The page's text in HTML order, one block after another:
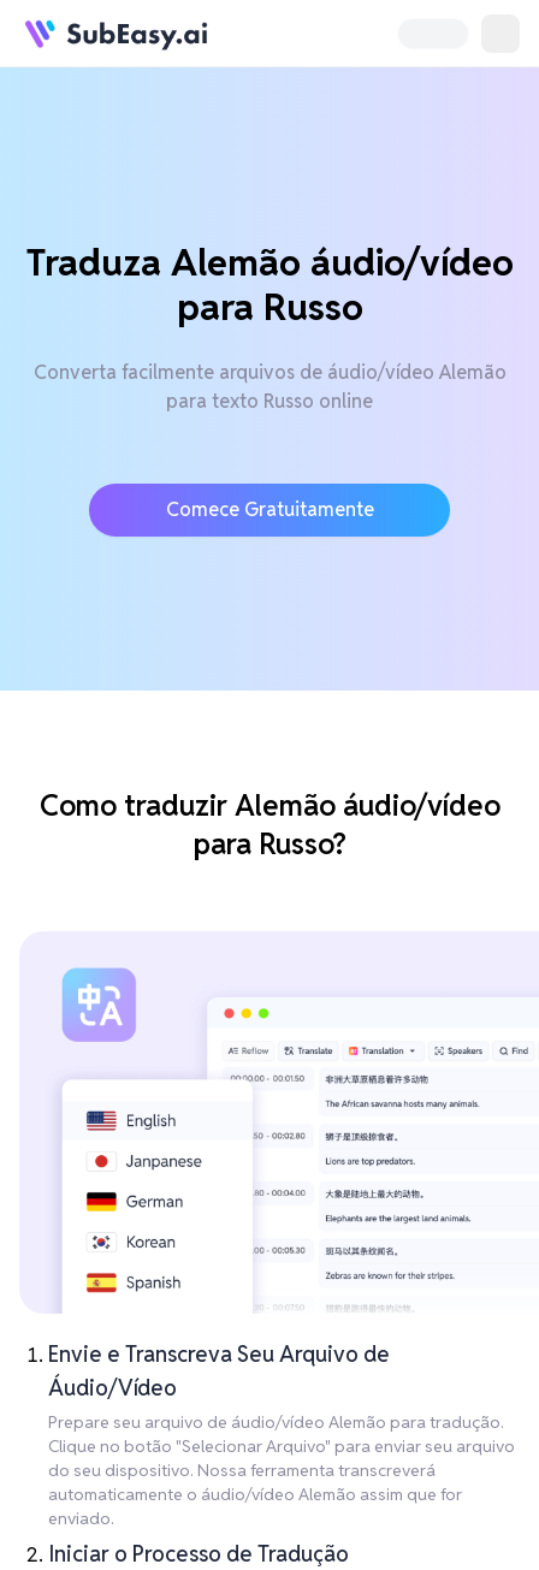
Traduza Alemão áudio/vídeo
para Russo
Converta facilmente arquivos de áudio/vídeo Alemão
para texto Russo online
Comece Gratuitamente
Como traduzir Alemão áudio/vídeo
para Russo?
Envie e Transcreva Seu Arquivo de
Áudio/Vídeo
Prepare seu arquivo de áudio/vídeo Alemão para tradução.
Clique no botão "Selecionar Arquivo" para enviar seu arquivo
do seu dispositivo. Nossa ferramenta transcreverá
automaticamente o áudio/vídeo Alemão assim que for
enviado.
Iniciar o Processo de Tradução